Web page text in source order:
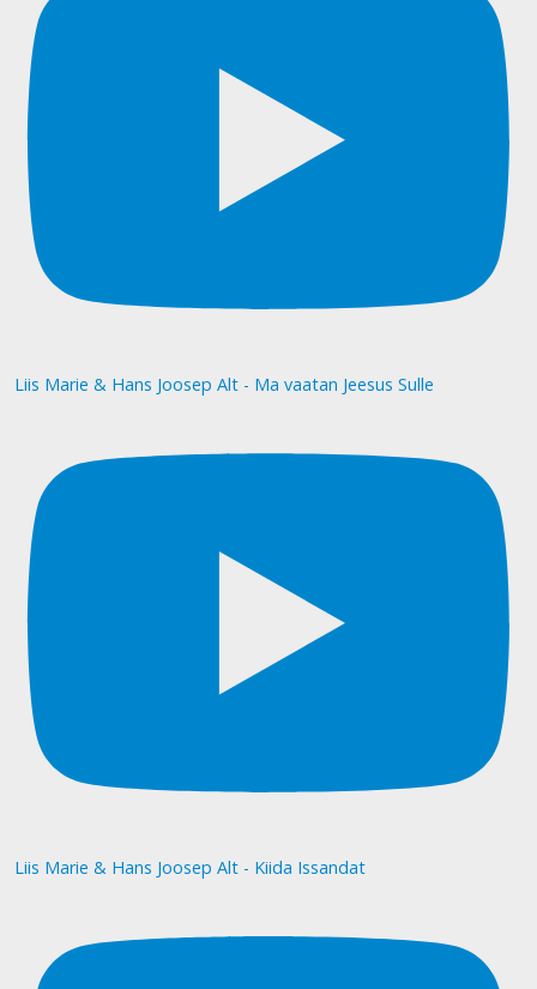
Liis Marie & Hans Joosep Alt - Ma vaatan Jeesus Sulle
Liis Marie & Hans Joosep Alt - Kiida Issandat